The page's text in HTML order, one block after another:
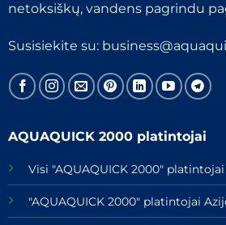
netoksiškų, vandens pagrindu
Susisiekite su:
AQUAQUICK 2000 platintojai
Visi "AQUAQUICK 2000" platintojai
"AQUAQUICK 2000" platintojai